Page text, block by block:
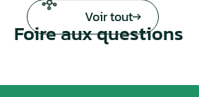
Voir tout
Foire aux questions